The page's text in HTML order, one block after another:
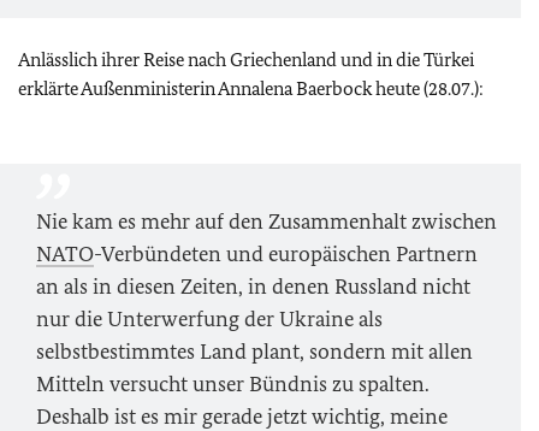
Anlässlich ihrer Reise nach Griechenland und in die Türkei
erklärte Außenministerin Annalena Baerbock heute (28.07.):
Nie kam es mehr auf den Zusammenhalt zwischen
NATO-Verbündeten und europäischen Partnern
an als in diesen Zeiten, in denen Russland nicht
nur die Unterwerfung der Ukraine als
selbstbestimmtes Land plant, sondern mit allen
Mitteln versucht unser Bündnis zu spalten.
Deshalb ist es mir gerade jetzt wichtig, meine